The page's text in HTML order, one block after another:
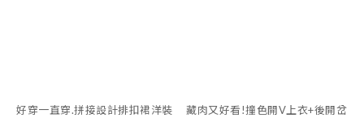
好穿一直穿.拼接設計排扣裙洋裝
藏肉又好看!撞色開V上衣+後開岔